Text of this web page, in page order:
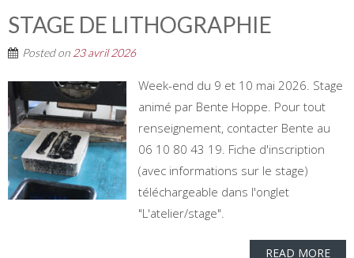
STAGE DE LITHOGRAPHIE
Posted on 23 avril 2026
Week-end du 9 et 10 mai 2026. Stage
animé par Bente Hoppe. Pour tout
renseignement, contacter Bente au
06 10 80 43 19. Fiche d'inscription
(avec informations sur le stage)
téléchargeable dans l'onglet
"L'atelier/stage".
READ MORE